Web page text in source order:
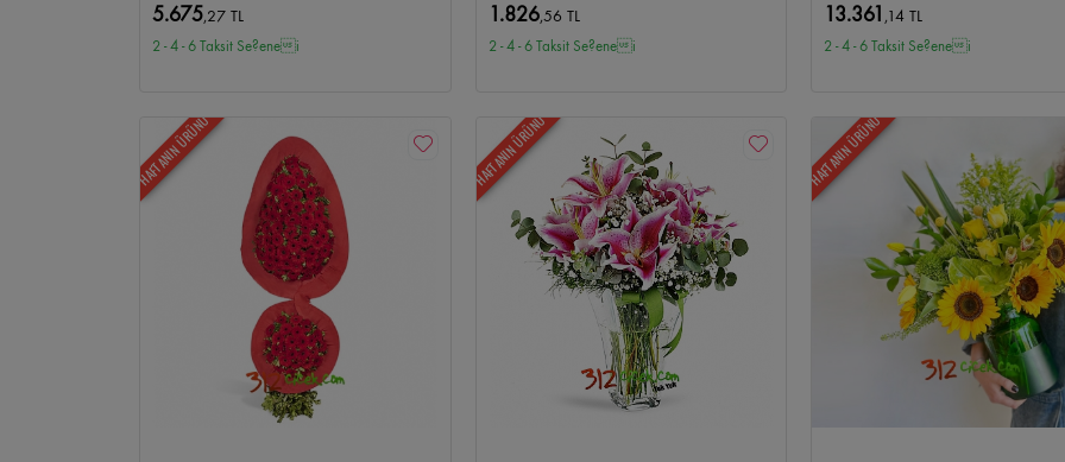
5.675,27 TL
2 - 4 - 6 Taksit Se?enei
1.826,56 TL
2 - 4 - 6 Taksit Se?enei
13.361 ,14 TL
2 - 4 - 6 Taksit Se?enei
HAFTANIN ÜRÜNÜ HAFTANIN ÜRÜNÜ HAFTANIN ÜRÜNÜ